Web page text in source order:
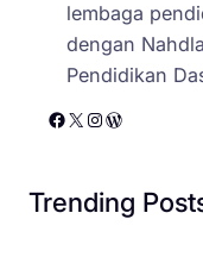
lembaga
dengan
Pendidikan
Facebook X Instagram WordPress
Trending